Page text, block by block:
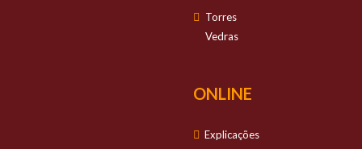
Torres
Vedras
ONLINE
Explicações